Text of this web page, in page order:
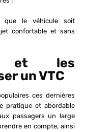
que le véhicule soit
confortable et sans
et les
un VTC
ces dernières
pratique et abordable
passagers un large
en compte, ainsi